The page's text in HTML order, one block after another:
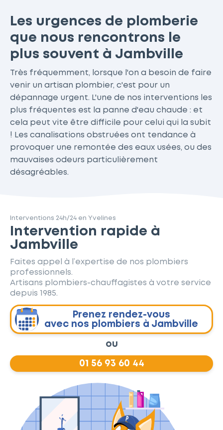
Les urgences de plomberie
que nous rencontrons le
plus souvent à Jambville
Très fréquemment, lorsque l'on a besoin de faire
venir un artisan plombier, c'est pour un
dépannage urgent. L'une de nos interventions les
plus fréquentes est la panne d'eau chaude : et
cela peut vite être difficile pour celui qui la subit
! Les canalisations obstruées ont tendance à
provoquer une remontée des eaux usées, ou des
mauvaises odeurs particulièrement
désagréables.
Interventions 24h/24 en Yvelines
Intervention rapide à
Jambville
Faites appel à l’expertise de nos plombiers
professionnels.
Artisans plombiers-chauffagistes à votre service
depuis 1985.
Prenez rendez-vous
avec nos plombiers à Jambville
ou
01 56 93 60 44